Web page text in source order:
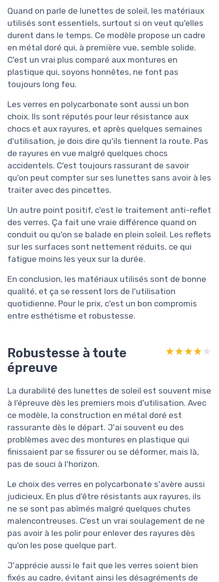
Quand on parle de lunettes de soleil, les matériaux
utilisés sont essentiels, surtout si on veut qu'elles
durent dans le temps. Ce modèle propose un cadre
en métal doré qui, à première vue, semble solide.
C'est un vrai plus comparé aux montures en
plastique qui, soyons honnêtes, ne font pas
toujours long feu.
Les verres en polycarbonate sont aussi un bon
choix. Ils sont réputés pour leur résistance aux
chocs et aux rayures, et après quelques semaines
d'utilisation, je dois dire qu'ils tiennent la route. Pas
de rayures en vue malgré quelques chocs
accidentels. C'est toujours rassurant de savoir
qu'on peut compter sur ses lunettes sans avoir à les
traiter avec des pincettes.
Un autre point positif, c'est le traitement anti-reflet
des verres. Ça fait une vraie différence quand on
conduit ou qu'on se balade en plein soleil. Les reflets
sur les surfaces sont nettement réduits, ce qui
fatigue moins les yeux sur la durée.
En conclusion, les matériaux utilisés sont de bonne
qualité, et ça se ressent lors de l'utilisation
quotidienne. Pour le prix, c'est un bon compromis
entre esthétisme et robustesse.
Robustesse à toute
épreuve
★★★★★
★★★★★
La durabilité des lunettes de soleil est souvent mise
à l'épreuve dès les premiers mois d'utilisation. Avec
ce modèle, la construction en métal doré est
rassurante dès le départ. J'ai souvent eu des
problèmes avec des montures en plastique qui
finissaient par se fissurer ou se déformer, mais là,
pas de souci à l'horizon.
Le choix des verres en polycarbonate s'avère aussi
judicieux. En plus d'être résistants aux rayures, ils
ne se sont pas abîmés malgré quelques chutes
malencontreuses. C'est un vrai soulagement de ne
pas avoir à les polir pour enlever des rayures dès
qu'on les pose quelque part.
J'apprécie aussi le fait que les verres soient bien
fixés au cadre, évitant ainsi les désagréments de